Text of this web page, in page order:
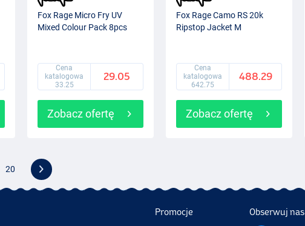
Fox Rage Micro Fry UV
Mixed Colour Pack 8pcs
Cena
katalogowa
33.25
29.05
Zobacz ofertę
Fox Rage Camo RS 20k
Ripstop Jacket M
Cena
katalogowa
642.75
488.29
Zobacz ofertę
20
Promocje Obserwuj nas